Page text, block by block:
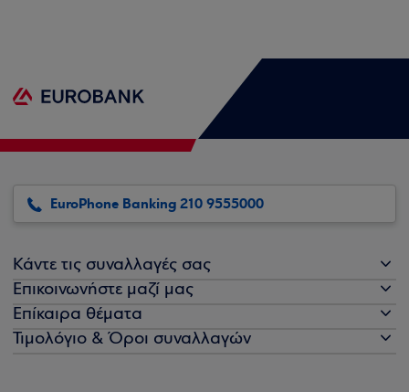
EuroPhone Banking 210 9555000
Κάντε τις συναλλαγές σας
Επικοινωνήστε μαζί μας
Επίκαιρα θέματα
Τιμολόγιο & Όροι συναλλαγών